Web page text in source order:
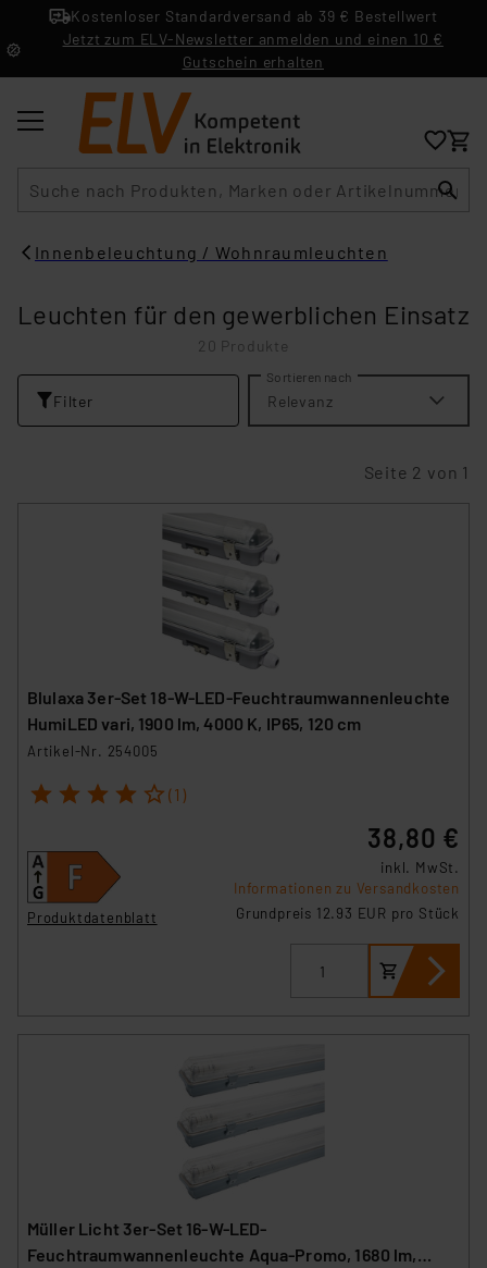
Kostenloser Standardversand ab 39 € Bestellwert
Jetzt zum ELV-Newsletter anmelden und einen 10 €
Gutschein erhalten
Innenbeleuchtung / Wohnraumleuchten
Leuchten für den gewerblichen Einsatz
20 Produkte
Filter
Sortieren nach
Relevanz
Seite 2 von 1
Blulaxa 3er-Set 18-W-LED-Feuchtraumwannenleuchte
HumiLED vari, 1900 lm, 4000 K, IP65, 120 cm
Artikel-Nr. 254005
1 2 3 4 5 (1)
Produktdatenblatt
38,80 €
inkl. MwSt.
Informationen zu Versandkosten
Grundpreis 12.93 EUR pro Stück
Müller Licht 3er-Set 16-W-LED-
Feuchtraumwannenleuchte Aqua-Promo, 1680 lm,